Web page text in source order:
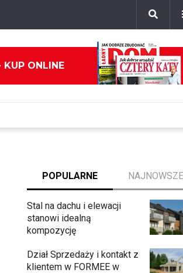
KUP ONLINE
POPULARNE NAJNOWSZE
Stal na dachu i elewacji
stanowi idealną
kompozycję
Dział Sprzedaży i kontakt z
klientem w FORMEE w